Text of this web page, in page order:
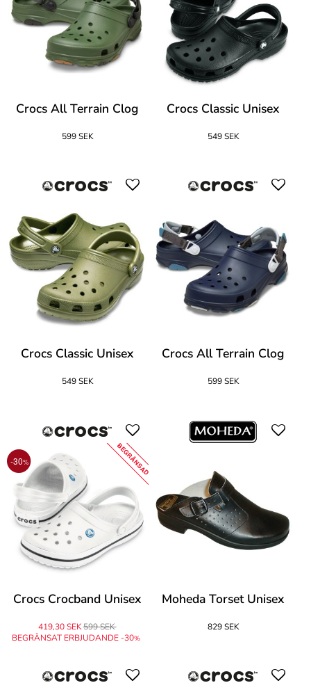
Crocs All Terrain Clog
599 SEK
Crocs Classic Unisex
549 SEK
Crocs Classic Unisex
549 SEK
Crocs All Terrain Clog
599 SEK
-30% BEGRÄNSAD
Crocs Crocband Unisex
419,30 SEK599 SEK
BEGRÄNSAT ERBJUDANDE -30%
Moheda Torset Unisex
829 SEK